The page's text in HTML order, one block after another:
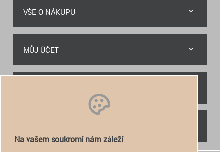
VŠE O NÁKUPU
MŮJ ÚČET
Na vašem soukromí nám záleží